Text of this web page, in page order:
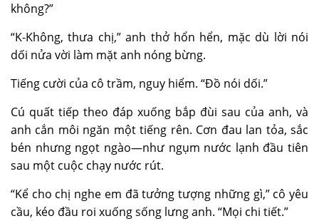
không?”
“K-Không, thưa chị,” anh thở hổn hển, mặc dù lời nói
dối nửa vời làm mặt anh nóng bừng.
Tiếng cười của cô trầm, nguy hiểm. “Đồ nói dối.”
Cú quất tiếp theo đáp xuống bắp đùi sau của anh, và
anh cắn môi ngăn một tiếng rên. Cơn đau lan tỏa, sắc
bén nhưng ngọt ngào—như ngụm nước lạnh đầu tiên
sau một cuộc chạy nước rút.
“Kể cho chị nghe em đã tưởng tượng những gì,” cô yêu
cầu, kéo đầu roi xuống sống lưng anh. “Mọi chi tiết.”